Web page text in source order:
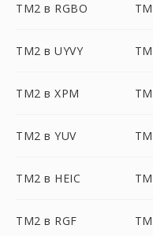
TM2 в RGBO
TM2 в UYVY
TM2 в XPM
TM2 в YUV
TM2 в HEIC
TM2 в RGF